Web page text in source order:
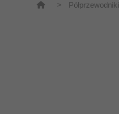
> Półprzewodniki